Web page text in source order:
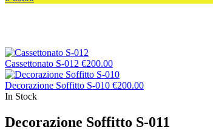
Cassettonato S-012 €200.00
Decorazione Soffitto S-010 €200.00
In Stock
Decorazione Soffitto S-011